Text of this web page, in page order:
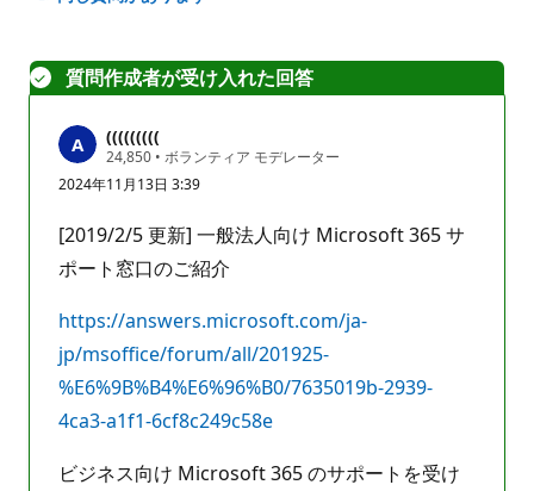
は
あ
ま
せ
ん
質問作成者が受け入れた回答
(((((((((
24,850 評
価
の
イ
ン
ト
• ボランティア モデレーター
2024年11月13日 3:39
[2019/2/5 更新] 一般法人向け Microsoft 365 サ
ポート窓口のご紹介
https://answers.microsoft.com/ja-
jp/msoffice/forum/all/201925-
%E6%9B%B4%E6%96%B0/7635019b-2939-
4ca3-a1f1-6cf8c249c58e
ビジネス向け Microsoft 365 のサポートを受け